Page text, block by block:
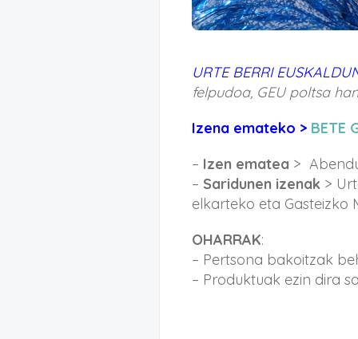
URTE BERRI
felpudoa, GEU poltsa
Izena emateko > BETE
– Izen ematea >
– Saridunen izenak>
elkarteko eta Gasteizko
OHARRAK:
– Pertsona bakoitzak
– Produktuak ezin dira